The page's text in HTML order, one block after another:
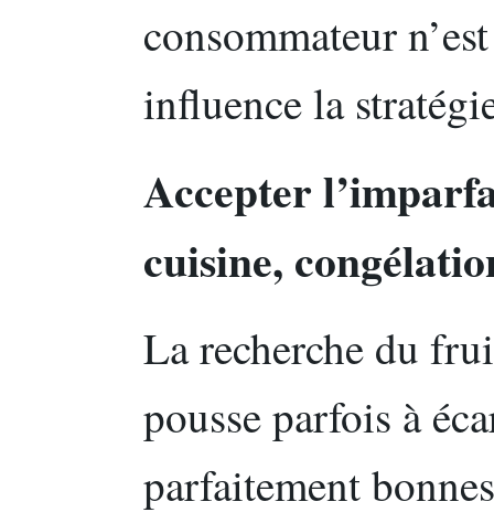
consommateur
influence la
Accepter
cuisine,
La recherche du
pousse parfois à
parfaitement